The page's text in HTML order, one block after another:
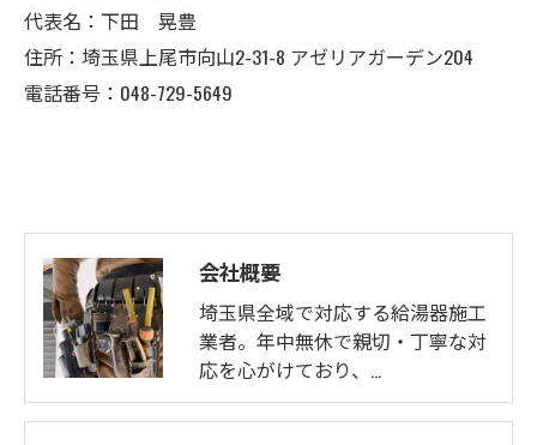
代表名：下田 晃豊
住所：埼玉県上尾市向山2-31-8 アゼリアガーデン204
電話番号：048-729-5649
会社概要
埼玉県全域で対応する給湯器施工
業者。年中無休で親切・丁寧な対
応を心がけており、…